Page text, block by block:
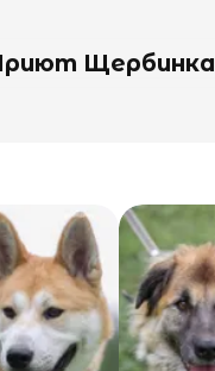
Щербинка